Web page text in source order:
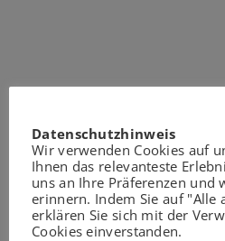
Datenschutzhinweis
Wir verwenden Cookies auf
Ihnen das relevanteste
uns an Ihre Präferenzen und
erinnern. Indem Sie auf "Alle
erklären Sie sich mit der
Cookies einverstanden.